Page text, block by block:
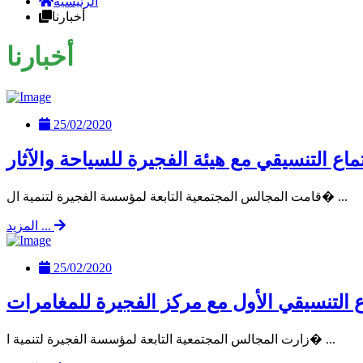
أخبارنا
أخبارنا
25/02/2020
التنسيقي مع هيئة الفجيرة للسياحة والآثار
قامت المجالس المجتمعية التابعة لمؤسسة الفجيرة لتنمية ال� ...
المزيد ...
25/02/2020
التنسيقي الأول مع مركز الفجيرة للمغامرات
زارت المجالس المجتمعية التابعة لمؤسسة الفجيرة لتنمية ا� ...